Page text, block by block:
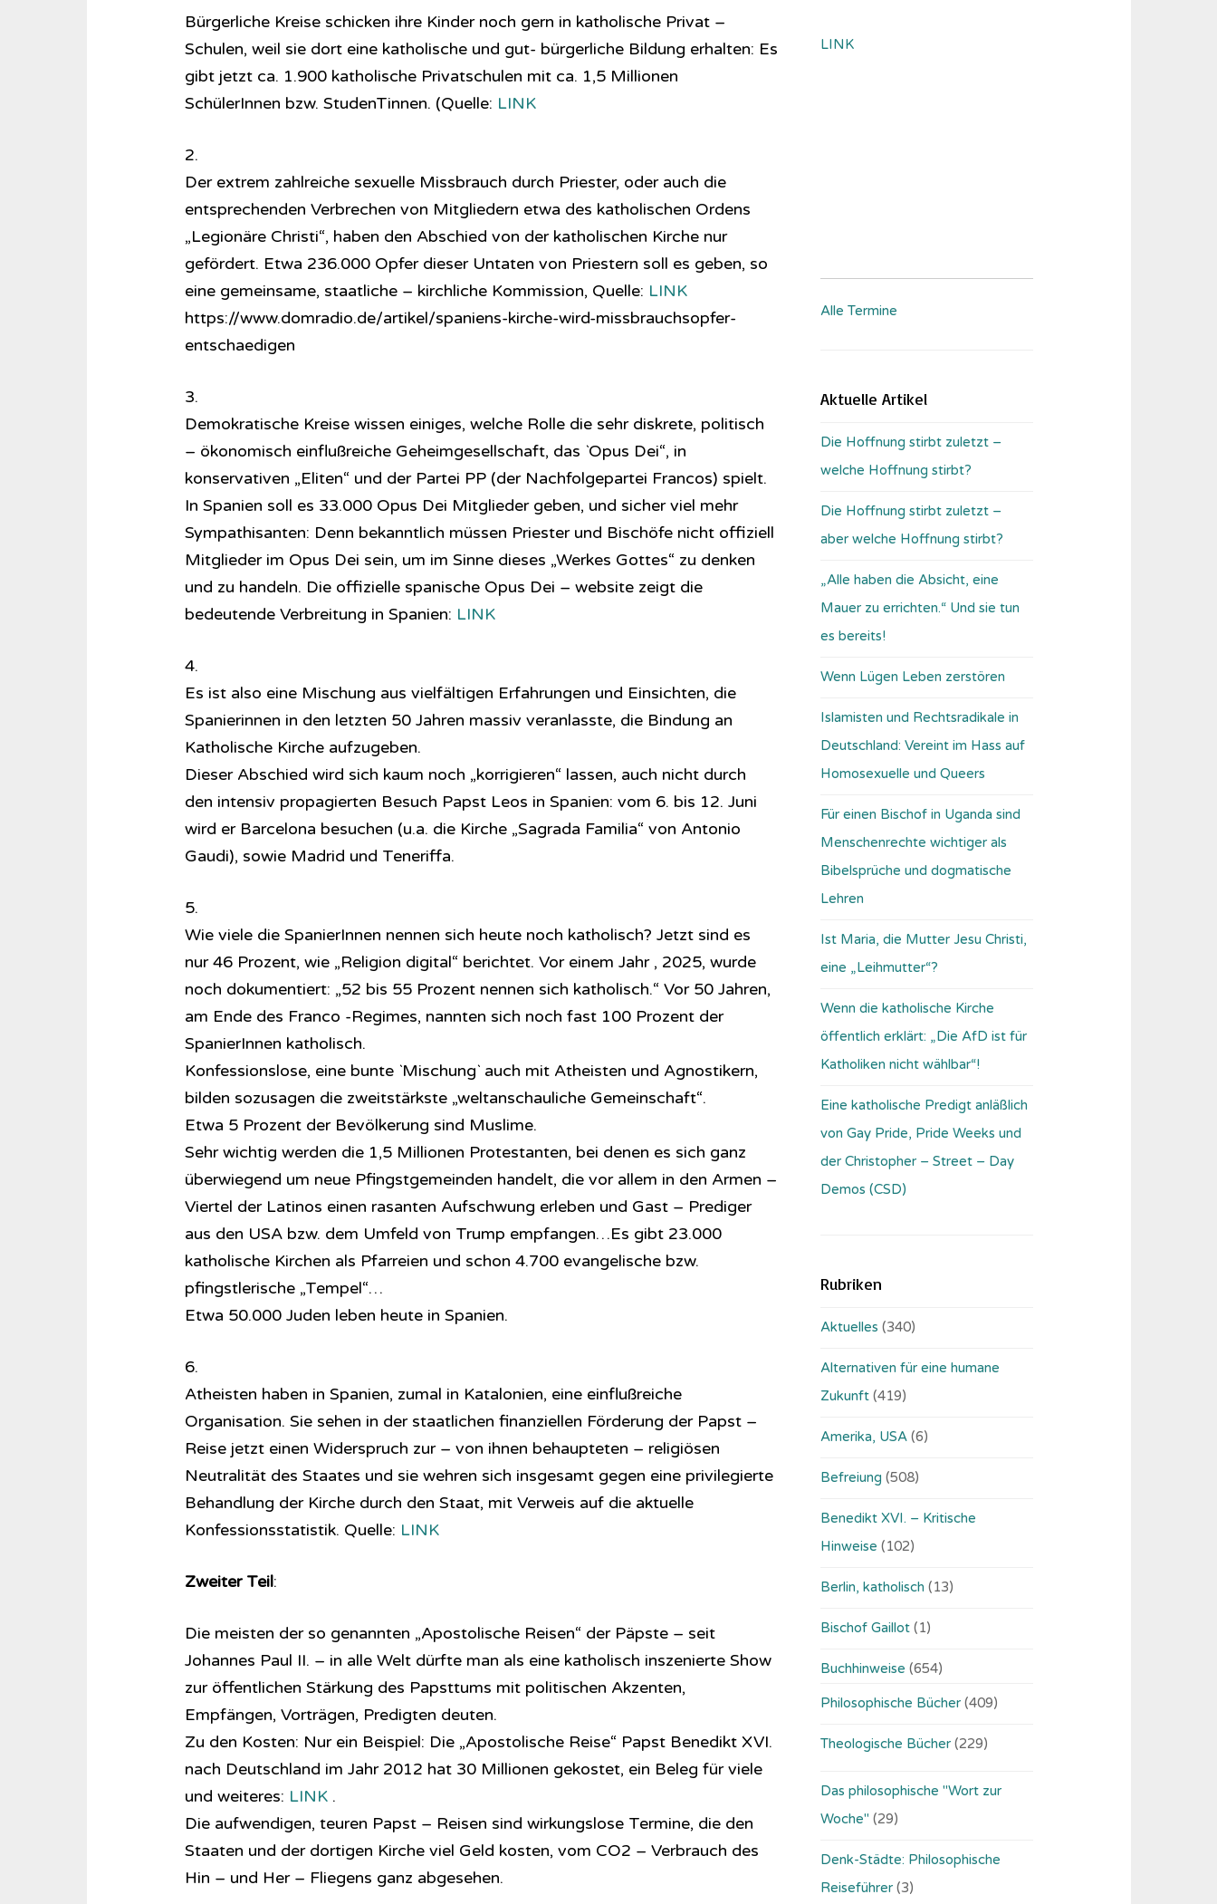
Bürgerliche Kreise schicken ihre Kinder noch gern in katholische Privat –
Schulen, weil sie dort eine katholische und gut- bürgerliche Bildung erhalten: Es
gibt jetzt ca. 1.900 katholische Privatschulen mit ca. 1,5 Millionen
SchülerInnen bzw. StudenTinnen. (Quelle: LINK
2.
Der extrem zahlreiche sexuelle Missbrauch durch Priester, oder auch die
entsprechenden Verbrechen von Mitgliedern etwa des katholischen Ordens
„Legionäre Christi“, haben den Abschied von der katholischen Kirche nur
gefördert. Etwa 236.000 Opfer dieser Untaten von Priestern soll es geben, so
eine gemeinsame, staatliche – kirchliche Kommission, Quelle: LINK
https://www.domradio.de/artikel/spaniens-kirche-wird-missbrauchsopfer-
entschaedigen
3.
Demokratische Kreise wissen einiges, welche Rolle die sehr diskrete, politisch
– ökonomisch einflußreiche Geheimgesellschaft, das `Opus Dei“, in
konservativen „Eliten“ und der Partei PP (der Nachfolgepartei Francos) spielt.
In Spanien soll es 33.000 Opus Dei Mitglieder geben, und sicher viel mehr
Sympathisanten: Denn bekanntlich müssen Priester und Bischöfe nicht offiziell
Mitglieder im Opus Dei sein, um im Sinne dieses „Werkes Gottes“ zu denken
und zu handeln. Die offizielle spanische Opus Dei – website zeigt die
bedeutende Verbreitung in Spanien: LINK
4.
Es ist also eine Mischung aus vielfältigen Erfahrungen und Einsichten, die
Spanierinnen in den letzten 50 Jahren massiv veranlasste, die Bindung an
Katholische Kirche aufzugeben.
Dieser Abschied wird sich kaum noch „korrigieren“ lassen, auch nicht durch
den intensiv propagierten Besuch Papst Leos in Spanien: vom 6. bis 12. Juni
wird er Barcelona besuchen (u.a. die Kirche „Sagrada Familia“ von Antonio
Gaudi), sowie Madrid und Teneriffa.
5.
Wie viele die SpanierInnen nennen sich heute noch katholisch? Jetzt sind es
nur 46 Prozent, wie „Religion digital“ berichtet. Vor einem Jahr , 2025, wurde
noch dokumentiert: „52 bis 55 Prozent nennen sich katholisch.“ Vor 50 Jahren,
am Ende des Franco -Regimes, nannten sich noch fast 100 Prozent der
SpanierInnen katholisch.
Konfessionslose, eine bunte `Mischung` auch mit Atheisten und Agnostikern,
bilden sozusagen die zweitstärkste „weltanschauliche Gemeinschaft“.
Etwa 5 Prozent der Bevölkerung sind Muslime.
Sehr wichtig werden die 1,5 Millionen Protestanten, bei denen es sich ganz
überwiegend um neue Pfingstgemeinden handelt, die vor allem in den Armen –
Viertel der Latinos einen rasanten Aufschwung erleben und Gast – Prediger
aus den USA bzw. dem Umfeld von Trump empfangen…Es gibt 23.000
katholische Kirchen als Pfarreien und schon 4.700 evangelische bzw.
pfingstlerische „Tempel“…
Etwa 50.000 Juden leben heute in Spanien.
6.
Atheisten haben in Spanien, zumal in Katalonien, eine einflußreiche
Organisation. Sie sehen in der staatlichen finanziellen Förderung der Papst –
Reise jetzt einen Widerspruch zur – von ihnen behaupteten – religiösen
Neutralität des Staates und sie wehren sich insgesamt gegen eine privilegierte
Behandlung der Kirche durch den Staat, mit Verweis auf die aktuelle
Konfessionsstatistik. Quelle: LINK
Zweiter Teil:
Die meisten der so genannten „Apostolische Reisen“ der Päpste – seit
Johannes Paul II. – in alle Welt dürfte man als eine katholisch inszenierte Show
zur öffentlichen Stärkung des Papsttums mit politischen Akzenten,
Empfängen, Vorträgen, Predigten deuten.
Zu den Kosten: Nur ein Beispiel: Die „Apostolische Reise“ Papst Benedikt XVI.
nach Deutschland im Jahr 2012 hat 30 Millionen gekostet, ein Beleg für viele
und weiteres: LINK.
Die aufwendigen, teuren Papst – Reisen sind wirkungslose Termine, die den
Staaten und der dortigen Kirche viel Geld kosten, vom CO2 – Verbrauch des
Hin – und Her – Fliegens ganz abgesehen.
LINK
Alle Termine
Aktuelle Artikel
Die Hoffnung stirbt zuletzt –
welche Hoffnung stirbt?
Die Hoffnung stirbt zuletzt –
aber welche Hoffnung stirbt?
„Alle haben die Absicht, eine
Mauer zu errichten.“ Und sie tun
es bereits!
Wenn Lügen Leben zerstören
Islamisten und Rechtsradikale in
Deutschland: Vereint im Hass auf
Homosexuelle und Queers
Für einen Bischof in Uganda sind
Menschenrechte wichtiger als
Bibelsprüche und dogmatische
Lehren
Ist Maria, die Mutter Jesu Christi,
eine „Leihmutter“?
Wenn die katholische Kirche
öffentlich erklärt: „Die AfD ist für
Katholiken nicht wählbar“!
Eine katholische Predigt anläßlich
von Gay Pride, Pride Weeks und
der Christopher – Street – Day
Demos (CSD)
Rubriken
Aktuelles (340)
Alternativen für eine humane
Zukunft (419)
Amerika, USA (6)
Befreiung (508)
Benedikt XVI. – Kritische
Hinweise (102)
Berlin, katholisch (13)
Bischof Gaillot (1)
Buchhinweise (654)
Philosophische Bücher (409)
Theologische Bücher (229)
Das philosophische "Wort zur
Woche" (29)
Denk-Städte: Philosophische
Reiseführer (3)